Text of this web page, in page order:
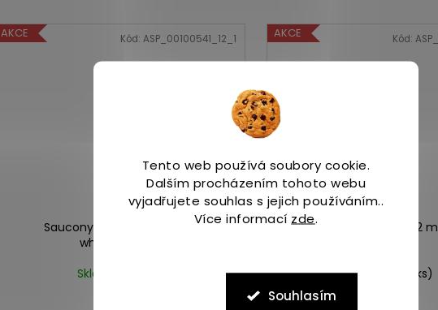
Tento web používá soubory cookie.
Dalším procházením tohoto webu
vyjadřujete souhlas s jejich používáním..
Více informací zde.
Souhlasím
AKCE
5 979
KČ
–29 %
Saucony ENDORPHIN PRO 4
white/mutant
Skladem
Kód: ASP_00100541_12_1 AKCE
Saucony TRIUMPH 22
Skladem
(1 ks)
Kód: